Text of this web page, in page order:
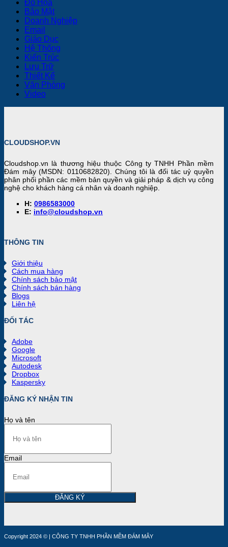
công
phòng
với
và
thực
Đồ Họa
Bảo Mật
Doanh Nghiệp
Email
Giáo Dục
Hệ Thống
Kiến Trúc
Lưu Trữ
Thiết Kế
Văn Phòng
Video
CLOUDSHOP.VN
Cloudshop.vn là thương hiệu thuộc Công ty TNHH Phần mềm
Đám mây (MSDN: 0110682820). Chúng tôi là đối tác uỷ quyền
phân phối phần các mềm bản quyền và giải pháp & dịch vụ công
nghệ cho khách hàng cá nhân và doanh nghiệp.
H: 0986583000
E: info@cloudshop.vn
THÔNG TIN
Giới thiệu
Cách mua hàng
Chính sách bảo mật
Chính sách bán hàng
Blogs
Liên hệ
ĐỐI TÁC
Adobe
Google
Microsoft
Autodesk
Dropbox
Kaspersky
ĐĂNG KÝ NHẬN TIN
Họ và tên
Email
ĐĂNG KÝ
Copyright 2024 © | CÔNG TY TNHH PHẦN MỀM ĐÁM MÂY